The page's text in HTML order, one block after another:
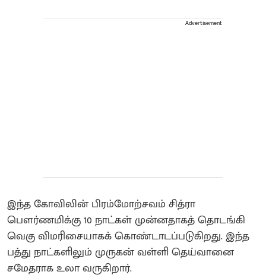
Advertisement
இந்த கோவிலின் பிரம்மோற்சவம் சித்ரா
பௌர்ணமிக்கு 10 நாட்கள் முன்னதாகத் தொடங்கி
வெகு விமரிசையாகக் கொண்டாடப்படுகிறது. இந்த
பத்து நாட்களிலும் முருகன் வள்ளி தெய்வானை
சமேதராக உலா வருகிறார்.